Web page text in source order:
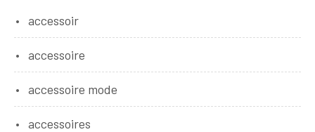
accessoir
accessoire
accessoire mode
accessoires